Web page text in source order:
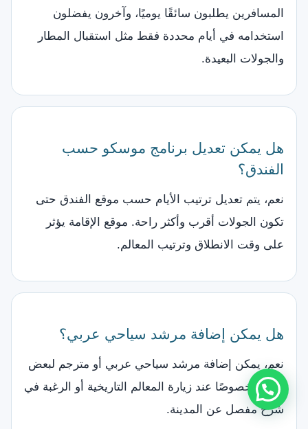
المسافرين يطلبون سائقًا يوميًا، وآخرون يفضلون
استخدامه في أيام محددة فقط مثل استقبال المطار
والجولات البعيدة.
هل يمكن تعديل برنامج موسكو حسب
الفندق؟
نعم، يتم تعديل ترتيب الأيام حسب موقع الفندق حتى
تكون الجولات أقرب وأكثر راحة. موقع الإقامة يؤثر
على وقت الانطلاق وترتيب المعالم.
هل يمكن إضافة مرشد سياحي عربي؟
نعم، يمكن إضافة مرشد سياحي عربي أو مترجم لبعض
الأيام، خصوصًا عند زيارة المعالم التاريخية أو الرغبة في
شرح مفصل عن المدينة.